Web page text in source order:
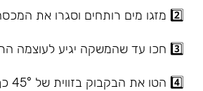
2️⃣ מזגו מים רותחים וסגרו את המכסה.
3️⃣ חכו עד שהמשקה יגיע לעוצמה הרצויה.
4️⃣ הטו את הבקבוק בזווית של 45° כך שהתה יזרום לחלק התחתון.